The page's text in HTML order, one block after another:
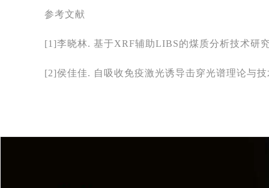
参考文献
[1]李晓林. 基于XRF辅助LIBS的煤质分析技术研
[2]侯佳佳. 自吸收免疫激光诱导击穿光谱理论与